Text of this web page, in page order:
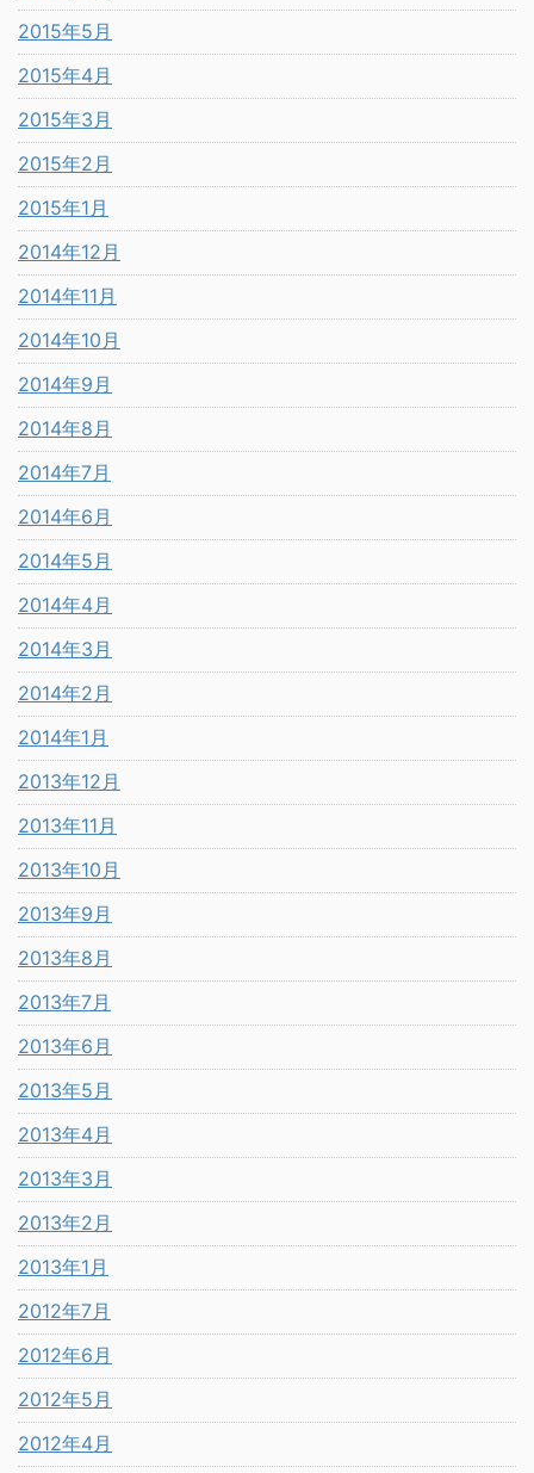
2015年5月
2015年4月
2015年3月
2015年2月
2015年1月
2014年12月
2014年11月
2014年10月
2014年9月
2014年8月
2014年7月
2014年6月
2014年5月
2014年4月
2014年3月
2014年2月
2014年1月
2013年12月
2013年11月
2013年10月
2013年9月
2013年8月
2013年7月
2013年6月
2013年5月
2013年4月
2013年3月
2013年2月
2013年1月
2012年7月
2012年6月
2012年5月
2012年4月